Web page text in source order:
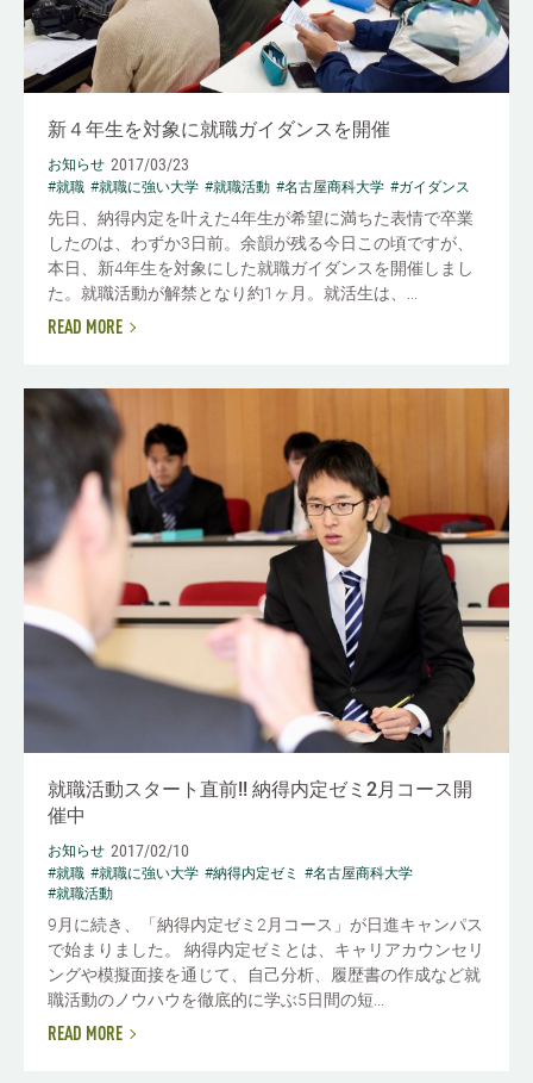
新４年生を対象に就職ガイダンスを開催
お知らせ 2017/03/23
#就職 #就職に強い大学 #就職活動 #名古屋商科大学 #ガイダンス
先日、納得内定を叶えた4年生が希望に満ちた表情で卒業
したのは、わずか3日前。余韻が残る今日この頃ですが、
本日、新4年生を対象にした就職ガイダンスを開催しまし
た。就職活動が解禁となり約1ヶ月。就活生は、...
READ MORE
就職活動スタート直前!! 納得内定ゼミ2月コース開
催中
お知らせ 2017/02/10
#就職 #就職に強い大学 #納得内定ゼミ
#名古屋商科大学
#就職活動
9月に続き、「納得内定ゼミ2月コース」が日進キャンパス
で始まりました。 納得内定ゼミとは、キャリアカウンセリ
ングや模擬面接を通じて、自己分析、履歴書の作成など就
職活動のノウハウを徹底的に学ぶ5日間の短...
READ MORE